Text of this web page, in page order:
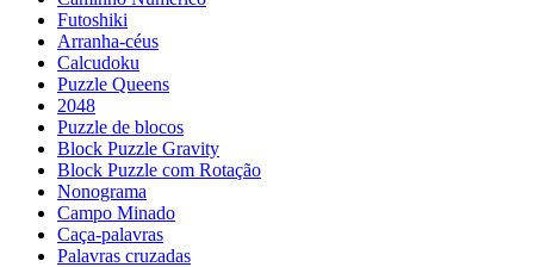
Futoshiki
Arranha-céus
Calcudoku
Puzzle Queens
2048
Puzzle de blocos
Block Puzzle Gravity
Block Puzzle com Rotação
Nonograma
Campo Minado
Caça-palavras
Palavras cruzadas